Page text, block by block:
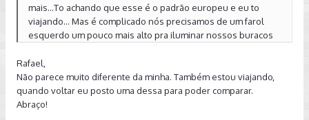
mais...To achando que esse é o padrão europeu e eu to
viajando... Mas é complicado nós precisamos de um farol
esquerdo um pouco mais alto pra iluminar nossos buracos
Rafael,
Não parece muito diferente da minha. Também estou viajando,
quando voltar eu posto uma dessa para poder comparar.
Abraço!